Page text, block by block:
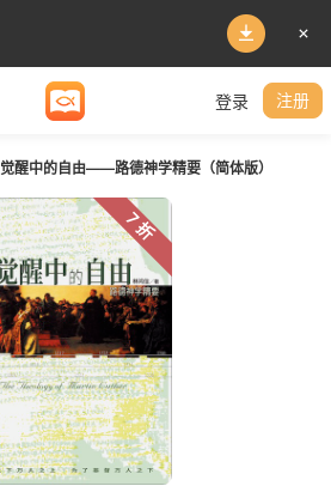
登录 注册
觉醒中的自由——路德神学精要（简体版）
7 折